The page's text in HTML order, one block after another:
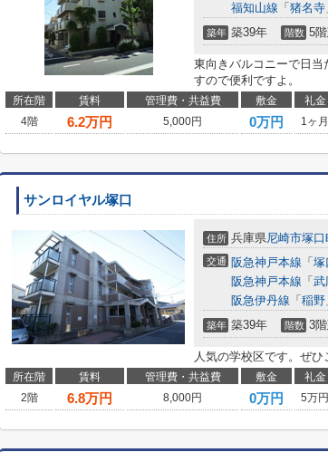
福知山線 「 猪名寺
築年 築39年 階数 5
東向きバルコニーで日当
すので便利ですよ。
所在階 賃料 管理費・共益費 敷金 礼金
4階
6.2万円 5,000円 0万円 1ヶ月
サンロイヤル塚口
住所 兵庫県尼崎市塚口
交通 阪急神戸本線 「 塚
阪急神戸本線 「 武
阪急伊丹線 「 稲野
築年 築39年 階数 3
人気の学校区です。ぜひ
所在階 賃料 管理費・共益費 敷金 礼金
2階
6.8万円 8,000円 0万円 5万円